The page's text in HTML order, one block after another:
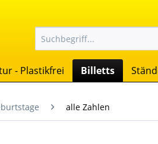
- Plastikfrei Billetts
alle Zahlen